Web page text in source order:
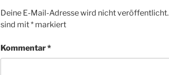
Deine E-Mail-Adresse wird nicht veröffentlicht.
sind mit*markiert
Kommentar*